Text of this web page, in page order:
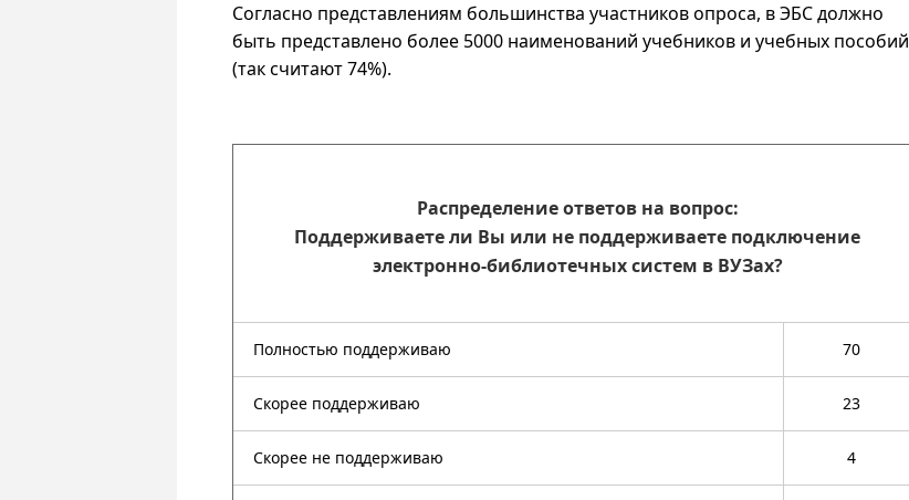
Согласно представлениям большинства участников опроса, в ЭБС должно
быть представлено более 5000 наименований учебников и учебных пособий
(так считают 74%).
Распределение ответов на вопрос:
Поддерживаете ли Вы или не поддерживаете подключение
электронно-библиотечных систем в ВУЗах?
Полностью поддерживаю 70
Скорее поддерживаю 23
Скорее не поддерживаю 4